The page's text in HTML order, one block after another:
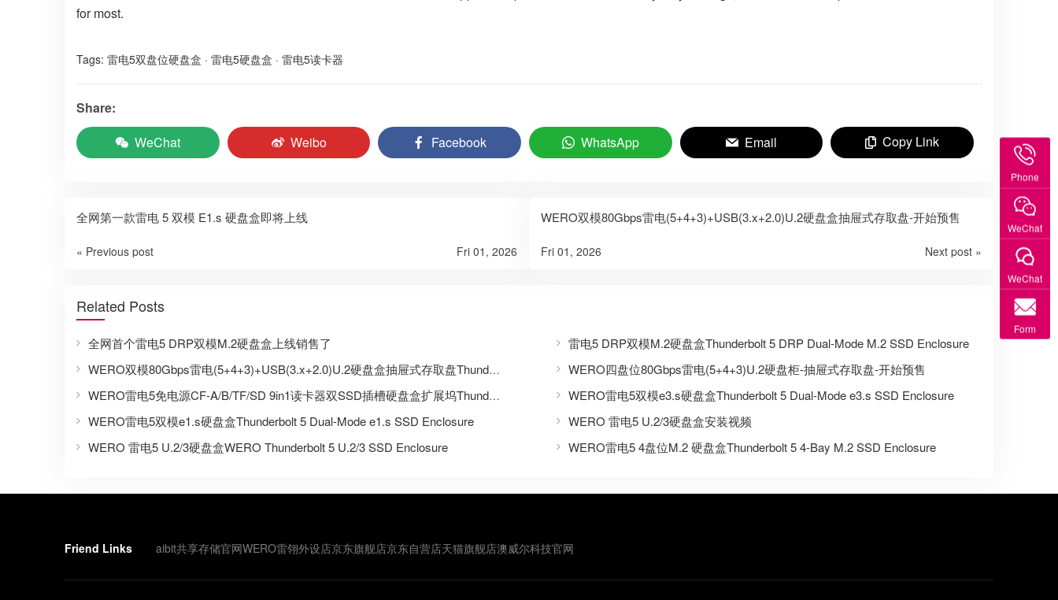
for most.
Tags: 雷电5双盘位硬盘盒 · 雷电5硬盘盒 · 雷电5读卡器
Share:
WeChat
Weibo Facebook WhatsApp Email Copy Link
全网第一款雷电 5 双模 E1.s 硬盘盒即将上线
« Previous post Fri 01, 2026
WERO双模80Gbps雷电(5+4+3)+USB(3.x+2.0)U.2硬盘盒抽屉式存取盘-开始预售
Next post »
Fri 01, 2026
Related Posts
全网首个雷电5 DRP双模M.2硬盘盒上线销售了 雷电5 DRP双模M.2硬盘盒Thunderbolt 5 DRP Dual-Mode M.2 SSD Enclosure
WERO双模80Gbps雷电(5+4+3)+USB(3.x+2.0)U.2硬盘盒抽屉式存取盘Thunderbolt 5 Dual-Mode U.2/U.3 SSD Enclosure WERO四盘位80Gbps雷电(5+4+3)U.2硬盘柜-抽屉式存取盘-开始预售
WERO雷电5免电源CF-A/B/TF/SD 9in1读卡器双SSD插槽硬盘盒扩展坞Thunderbolt 5 9-in-1 Card Reader & SSD Enclosure
WERO雷电5双模e3.s硬盘盒Thunderbolt 5 Dual-Mode e3.s SSD Enclosure
WERO雷电5双模e1.s硬盘盒Thunderbolt 5 Dual-Mode e1.s SSD Enclosure
WERO 雷电5 U.2/3硬盘盒安装视频
WERO 雷电5 U.2/3硬盘盒WERO Thunderbolt 5 U.2/3 SSD Enclosure
WERO雷电5 4盘位M.2 硬盘盒Thunderbolt 5 4-Bay M.2 SSD Enclosure
Friend Links aibit共享存储官网WERO雷翎外设店京东旗舰店京东自营店天猫旗舰店澳威尔科技官网
Phone
WeChat
WeChat
Form